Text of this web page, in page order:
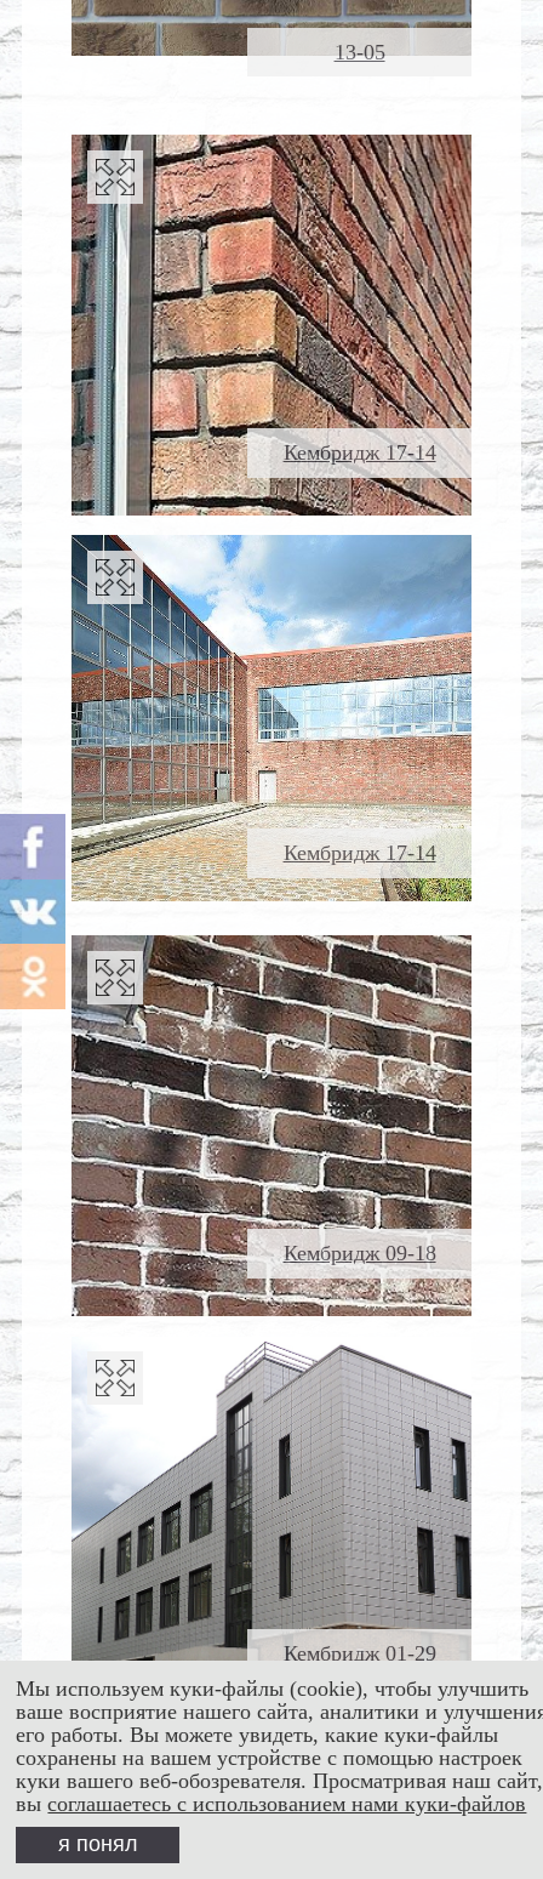
13-05
Кембридж 17-14
Кембридж 17-14
Кембридж 09-18
Кембридж 01-29
Мы используем куки-файлы (cookie), чтобы улучшить
ваше восприятие нашего сайта, аналитики и
его работы. Вы можете увидеть, какие куки-файлы
сохранены на вашем устройстве с помощью настроек
куки вашего веб-обозревателя. Просматривая наш сайт,
высоглашаетесь с использованием нами куки-файлов
я понял